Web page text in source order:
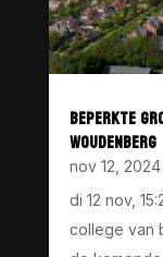
BEPERKTE
WOUDENBERG
nov 12, 2024
di 12 nov,
college van